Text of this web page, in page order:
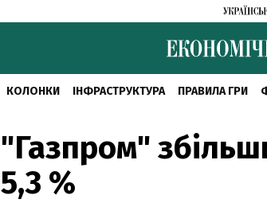
КОЛОНКИ ІНФРАСТРУКТУРА ПРАВИЛА ГРИ
"Газпром"
5,3 %